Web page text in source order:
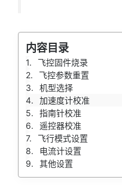
内容目录
飞控固件烧录
飞控参数重置
机型选择
加速度计校准
指南针校准
遥控器校准
飞行模式设置
电流计设置
其他设置